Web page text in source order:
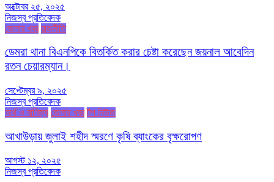
অক্টোবর ২৫, ২০২৫
নিজস্ব প্রতিবেদক
জেলার খবর রাজনীতি
ডেমরা থানা বিএনপিকে বিতর্কিত করার চেষ্টা করেছেন জয়নাল আবেদিন
রতন চেয়ারম্যান।
সেপ্টেম্বর ৯, ২০২৫
নিজস্ব প্রতিবেদক
অর্থ ও বাণিজ্য জেলার খবর টপ নিউজ
আখাউড়ায় জুলাই শহীদ স্মরণে কৃষি ব্যাংকের বৃক্ষরোপণ
আগস্ট ১২, ২০২৫
নিজস্ব প্রতিবেদক